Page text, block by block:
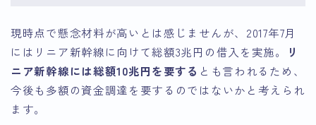
現時点で懸念材料が高いとは感じませんが、2017年7月
にはリニア新幹線に向けて総額3兆円の借入を実施。
リ
ニア新幹線には総額10兆円を要する とも言われるため、
今後も多額の資金調達を要するのではないかと考えられ
ます。